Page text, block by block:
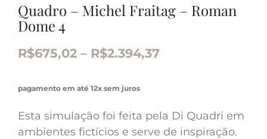
Quadro – Michel Fraitag – Roman
Dome 4
R$675,02 – R$2.394,37
pagamento em até 12x sem juros
Esta simulação foi feita pela Di Quadri em
ambientes fictícios e serve de inspiração.